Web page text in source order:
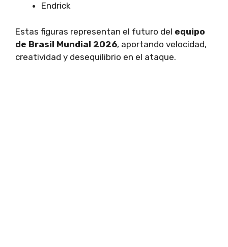
Endrick
Estas figuras representan el futuro del equipo
de Brasil Mundial 2026, aportando velocidad,
creatividad y desequilibrio en el ataque.